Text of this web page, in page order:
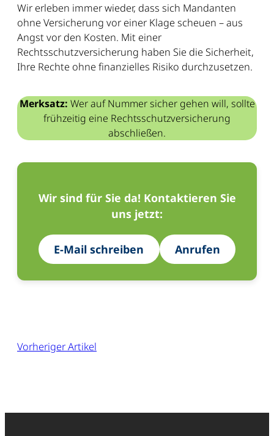
Wir erleben immer wieder, dass sich Mandanten
ohne Versicherung vor einer Klage scheuen – aus
Angst vor den Kosten. Mit einer
Rechtsschutzversicherung haben Sie die Sicherheit,
Ihre Rechte ohne finanzielles Risiko durchzusetzen.
Merksatz: Wer auf Nummer sicher gehen will, sollte
frühzeitig eine Rechtsschutzversicherung
abschließen.
Wir sind für Sie da! Kontaktieren Sie
uns jetzt:
E-Mail schreiben Anrufen
Vorheriger Artikel